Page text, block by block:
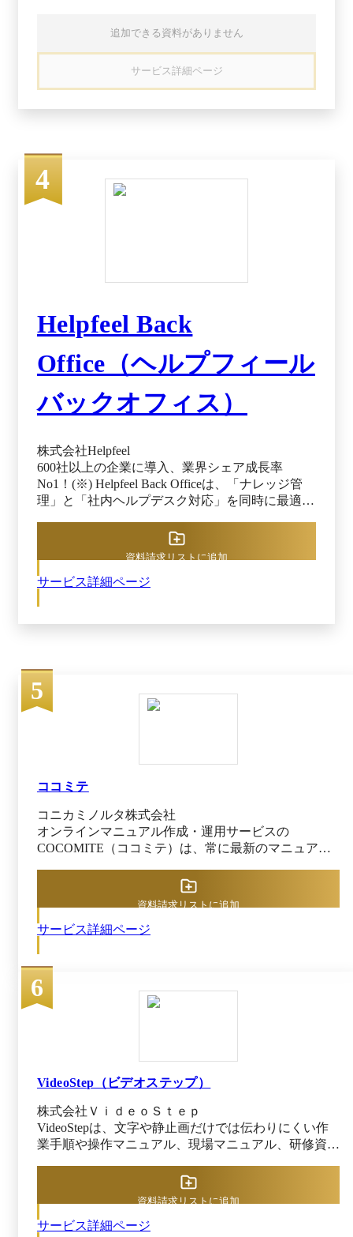
を使ってプロジェクト管理ができます。 ・どこ
からでもQuipにアクセス デバイス問わず、シー
ムレスなコラボレーションが可能。チームはい
つ、どこからでも更新内容をチェックできます。
・作業を常に最新状態に 会議やメールなしでも
進捗を常に共有。Quipドキュメントは全員が同時
などのLive Appを連携させ、チームに合ったコラ
ボレーション方法を見つけましょう。もうアプリ
を使い分ける必要はありません。
サービス詳細ページ
追加できる資料がありません
4
Helpfeel Back
Office（ヘルプフィール
バックオフィス）
株式会社Helpfeel
600社以上の企業に導入、業界シェア成長率
No1！(※) Helpfeel Back Officeは、「ナレッジ管
理」と「社内ヘルプデスク対応」を同時に最適化
「意図予測検索」と生成AIを融合させ、従業員が
知りたい情報に秒速でアクセス可能に。属人化し
効率を飛躍的に高めます。FAQの構築・改善は専
サービス詳細ページ
資料請求リストに追加
5
ココミテ
コニカミノルタ株式会社
オンラインマニュアル作成・運用サービスの
COCOMITE（ココミテ）は、常に最新のマニュア
みを実現します。 マニュアル作成時間1/3*、マニュア
ル検索時間1/3*で、現場の生産性向上や人材育成に貢
で、大企業・大規模でのマニュアル運用構築に強みを
ーでドキュメント管理する運用との当社比較 ＜主な
利用シーンや実現できること＞ ●バックオフィス部
門・DX推進・経営企画部門 ・文章のみ／画像や動画
で補足等、多様な形式を選択できるから、規約規定か
み進める設計。読み方に迷わず、内容を理解できる。
後から修正もしやすい。 ・文章のみマニュアル作成
能なので、文字量が多い規定規約も整備可能。 ・1ス
テップあたり4コンテンツまで挿入可能（画像・動
画・PDF）。スクリーンショット挿入可能。ツール操
作手順書もわかりやすく作成できる。 ・5階層フォル
ダ×細かなアクセス権限設定で、複数部門をまたいだ
運用や全社展開に強い。部門内の業務マニュアルか
でも継続しやすい価格帯・プラン。部門内利用から初
サービス詳細ページ
資料請求リストに追加
6
VideoStep（ビデオステップ）
株式会社ＶｉｄｅｏＳｔｅｐ
VideoStepは、文字や静止画だけでは伝わりにくい作
業手順や操作マニュアル、現場マニュアル、研修資料
で代替できるようになるので、人材育成や引き継ぎに
作手順や現場マニュアル、OJT研修など、社員に共有
サービス詳細ページ
資料請求リストに追加